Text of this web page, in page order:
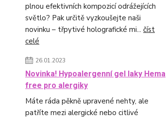
plnou efektivních kompozicí odrážejících
světlo? Pak určitě vyzkoušejte naši
novinku – třpytivé holografické mi... číst
celé
26.01.2023
Novinka! Hypoalergenní gel laky Hema
free pro alergiky
Máte ráda pěkně upravené nehty, ale
patříte mezi alergické nebo citlivé